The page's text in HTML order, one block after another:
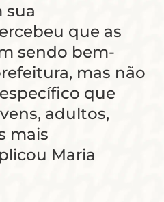
sua
que as
sendo bem-
mas não
que
adultos,
mais
Maria